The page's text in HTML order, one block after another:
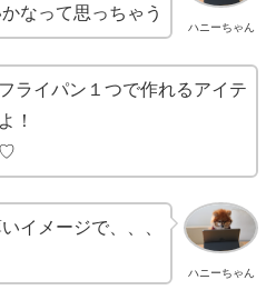
ハニーちゃん
なって思っちゃう
ライパン１つで作れるアイテ
！
♡
ハニーちゃん
イメージで、、、